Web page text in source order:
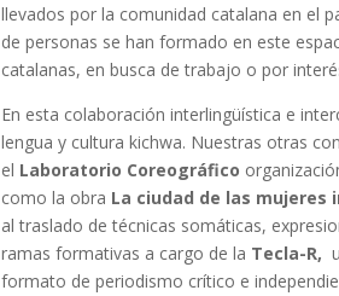
llevados por la comunidad catalana en el
de personas se han formado en este
catalanas, en busca de trabajo o por
En esta colaboración interlingüística e
lengua y cultura kichwa. Nuestras otras
el Laboratorio Coreográfico
como la obra La ciudad de las mujeres
al traslado de técnicas somáticas,
ramas formativas a cargo de la Tecla-R,
formato de periodismo crítico e